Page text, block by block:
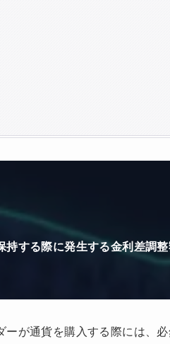
する際に発生する金利差調整
が通貨を購入する際には、